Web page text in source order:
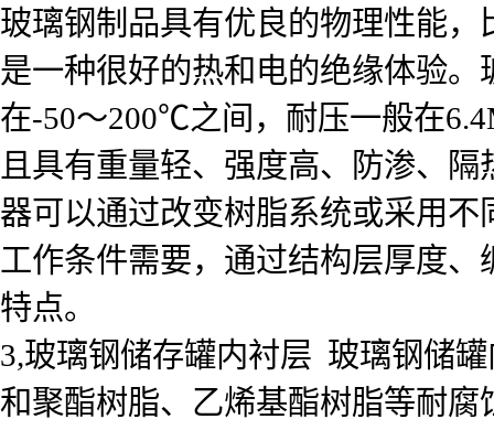
玻璃钢制品具有优良的物理性能
是一种很好的热和电的绝缘体验
在-50～200℃之间，耐压一般在
且具有重量轻、强度高、防渗、
器可以通过改变树脂系统或采用
工作条件需要，通过结构层厚度
特点。
3,玻璃钢储存罐内衬层 玻璃钢储
和聚酯树脂、乙烯基酯树脂等耐